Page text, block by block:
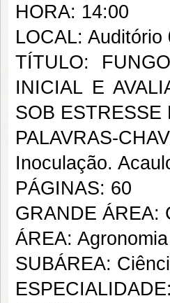
HORA: 14:00
LOCAL: Auditório
TÍTULO:
INICIAL E
SOB ESTRESSE
PALAVRAS-
Inoculação.
PÁGINAS: 60
GRANDE ÁREA:
ÁREA: Agronomia
SUBÁREA: